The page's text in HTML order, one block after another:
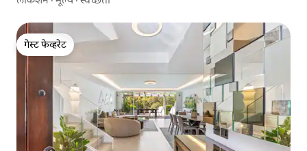
गेस्ट फेव्हरेट
गेस्ट फेव्हरेट